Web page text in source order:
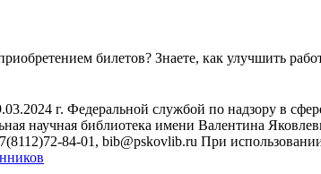
билетов? Знаете, как улучшить
г. Федеральной службой по надзору в
научная библиотека имени Валентина
84-01, bib@pskovlib.ru При